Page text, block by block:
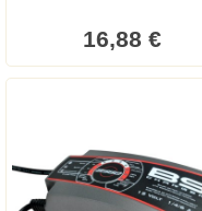
16,88 €